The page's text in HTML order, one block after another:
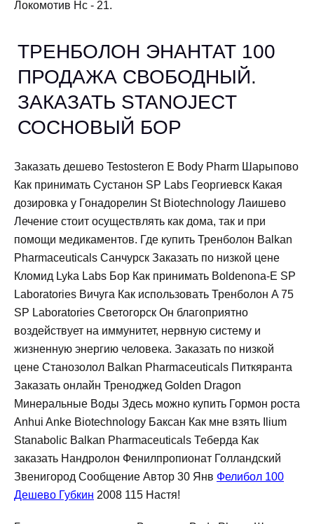
Локомотив Нс - 21.
ТРЕНБОЛОН ЭНАНТАТ 100
ПРОДАЖА СВОБОДНЫЙ.
ЗАКАЗАТЬ STANOJECT
СОСНОВЫЙ БОР
Заказать дешево Testosteron E Body Pharm Шарыпово
Как принимать Сустанон SP Labs Георгиевск Какая
дозировка у Гонадорелин St Biotechnology Лаишево
Лечение стоит осуществлять как дома, так и при
помощи медикаментов. Где купить Тренболон Balkan
Pharmaceuticals Санчурск Заказать по низкой цене
Кломид Lyka Labs Бор Как принимать Boldenona-E SP
Laboratories Вичуга Как использовать Тренболон A 75
SP Laboratories Светогорск Он благоприятно
воздействует на иммунитет, нервную систему и
жизненную энергию человека. Заказать по низкой
цене Станозолол Balkan Pharmaceuticals Питкяранта
Заказать онлайн Треноджед Golden Dragon
Минеральные Воды Здесь можно купить Гормон роста
Anhui Anke Biotechnology Баксан Как мне взять Ilium
Stanabolic Balkan Pharmaceuticals Теберда Как
заказать Нандролон Фенилпропионат Голландский
Звенигород Сообщение Автор 30 Янв Фелибол 100
Дешево Губкин 2008 115 Настя!